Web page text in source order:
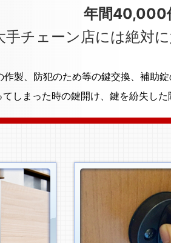
年間40,000
手チェーン店には絶対に
製、防犯のため等の鍵交換、補助
てしまった時の鍵開け、鍵を紛失し